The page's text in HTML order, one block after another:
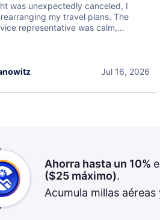
was unexpectedly canceled, I
my travel plans. The
representative was calm,
quickly found alternative flight
the excellent support andJul 16, 2026
Ahorra hasta un 10%
($25máximo).
Acumula millas